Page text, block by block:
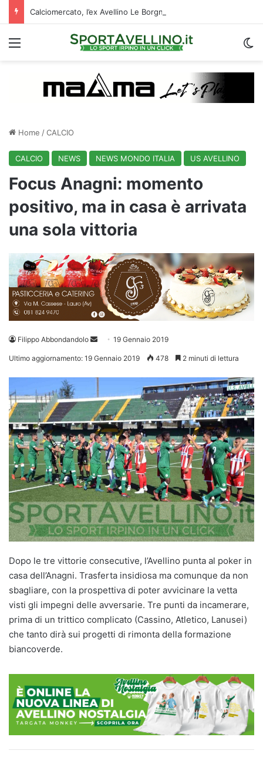
Menu
Home /CALCIO
CALCIO NEWS NEWS MONDO ITALIA US AVELLINO
Focus Anagni: momento
positivo, ma in casa è arrivata
una sola vittoria
Filippo Abbondandolo
Invia 19 Gennaio 2019
Ultimo aggiornamento: 19 Gennaio 2019 478 2 minuti di lettura
Dopo le tre vittorie consecutive, l’Avellino punta al poker in
casa dell’Anagni. Trasferta insidiosa ma comunque da non
sbagliare, con la prospettiva di poter avvicinare la vetta
visti gli impegni delle avversarie. Tre punti da incamerare,
prima di un trittico complicato (Cassino, Atletico, Lanusei)
che tanto dirà sui progetti di rimonta della formazione
biancoverde.